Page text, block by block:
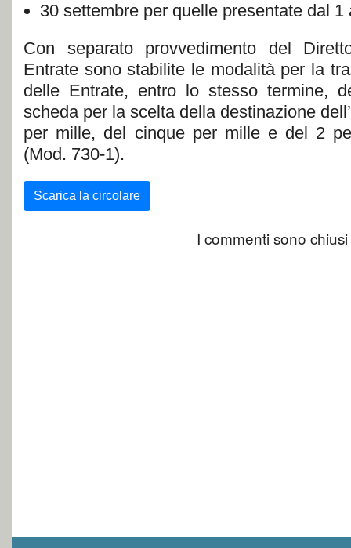
30 settembre per quelle presentate dal 1
Con separato provvedimento del
Entrate sono stabilite le modalità per la
delle Entrate, entro lo stesso termine,
scheda per la scelta della destinazione
per mille, del cinque per mille e del 2
(Mod. 730-1).
Scarica la circolare
I commenti sono chiusi